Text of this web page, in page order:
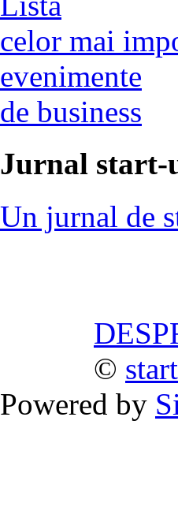
celor mai
evenimente
de business
Jurnal start-
Un jurnal de
©
Powered by